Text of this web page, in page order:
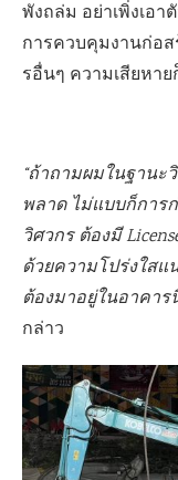
พังถล่ม อย่าเพิ่งเอ
การควบคุมงานก่อส
รอื่นๆ ความเสียหา
“ถ้าถามผมในฐาน
พลาด ไม่แบบก็การ
วิศวกร ต้องมี
ด้วยความโปร่งใสแ
ต้องมาอยู่ในอาคาร
กล่าว